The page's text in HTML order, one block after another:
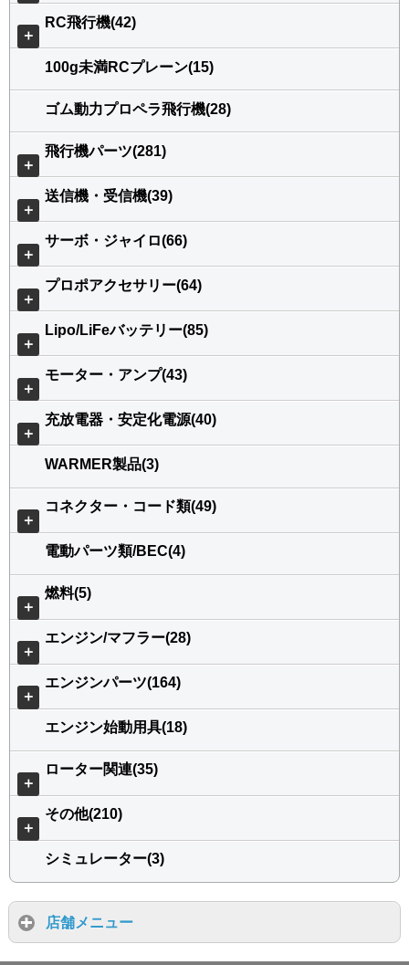
＋
RC飛行機(42)
100g未満RCプレーン(15)
ゴム動力プロペラ飛行機(28)
＋
飛行機パーツ(281)
＋
送信機・受信機(39)
＋
サーボ・ジャイロ(66)
＋
プロポアクセサリー(64)
＋
Lipo/LiFeバッテリー(85)
＋
モーター・アンプ(43)
＋
充放電器・安定化電源(40)
WARMER製品(3)
＋
コネクター・コード類(49)
電動パーツ類/BEC(4)
＋
燃料(5)
＋
エンジン/マフラー(28)
＋
エンジンパーツ(164)
エンジン始動用具(18)
＋
ローター関連(35)
＋
その他(210)
シミュレーター(3)
店舗メニュー